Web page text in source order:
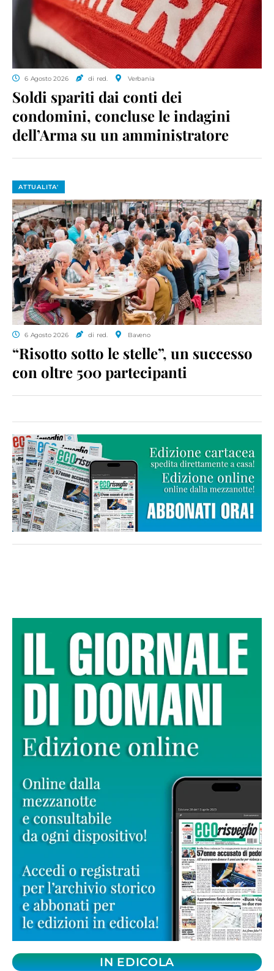
6 Agosto 2026 di red. Verbania
Soldi spariti dai conti dei
condomini, concluse le indagini
dell’Arma su un amministratore
ATTUALITA'
6 Agosto 2026 di red. Baveno
“Risotto sotto le stelle”, un successo
con oltre 500 partecipanti
IN EDICOLA